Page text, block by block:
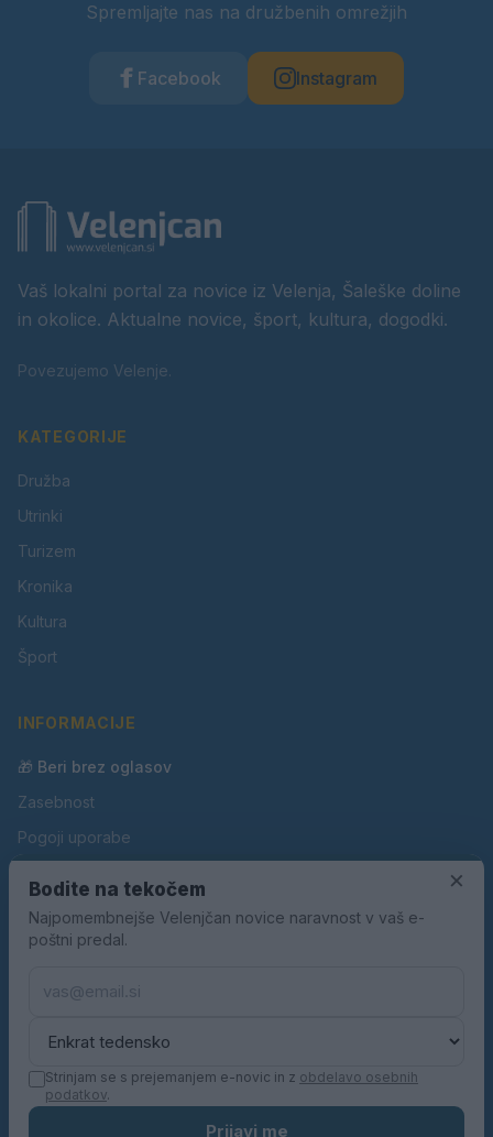
Spremljajte nas na družbenih omrežjih
Facebook Instagram
Vaš lokalni portal za novice iz Velenja, Šaleške doline
in okolice. Aktualne novice, šport, kultura, dogodki.
Povezujemo Velenje.
KATEGORIJE
Družba
Utrinki
Turizem
Kronika
Kultura
Šport
INFORMACIJE
🎁 Beri brez oglasov
Zasebnost
Pogoji uporabe
Oglaševanje
Kontakt
×
Bodite na tekočem
Najpomembnejše Velenjčan novice naravnost v vaš e-
poštni predal.
Strinjam se s prejemanjem e-novic in z obdelavo osebnih
podatkov.
Prijavi me